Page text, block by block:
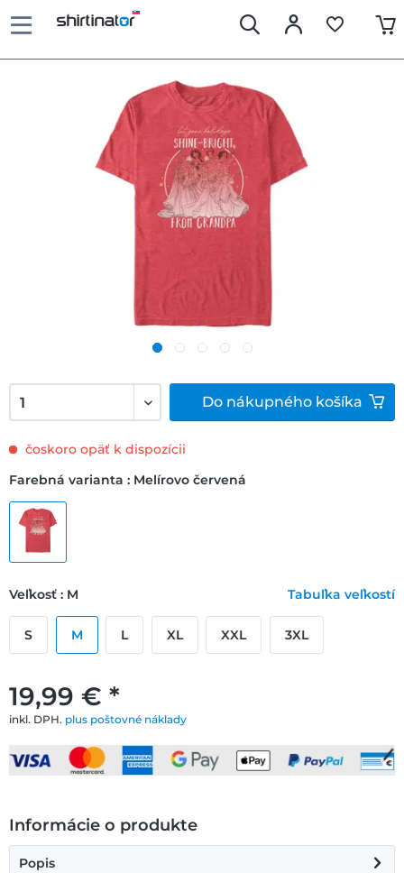
19,99 € *
inkl. DPH. plus poštovné náklady
čoskoro opäť k dispozícii
Farebná varianta : Melírovo červená
Veľkosť : M Tabuľka veľkostí
S M L XL XXL 3XL
Do nákupného košíka
Informácie o produkte
Popis